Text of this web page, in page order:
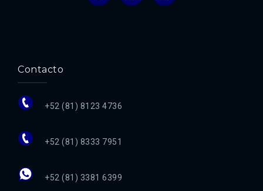
Contacto
+52 (81) 8123 4736
+52 (81) 8333 7951
+52 (81) 3381 6399